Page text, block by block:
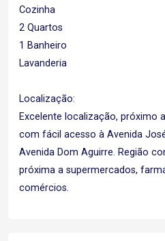
Cozinha
2 Quartos
1 Banheiro
Lavanderia
Localização:
Excelente localização, próximo
com fácil acesso à Avenida
Avenida Dom Aguirre. Região
próxima a supermercados,
comércios.